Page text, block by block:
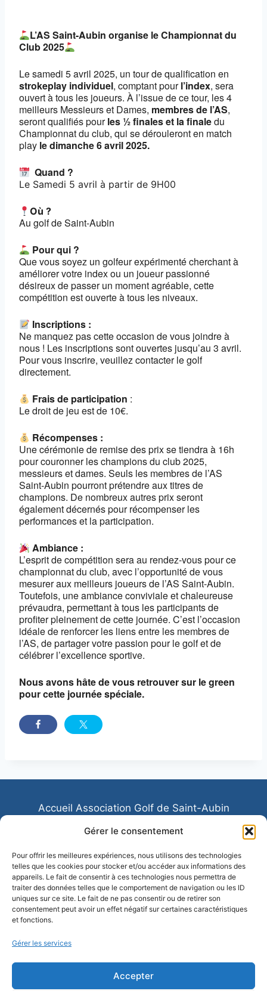
Gérer le consentement
Pour offrir les meilleures expériences, nous utilisons des technologies
telles que les cookies pour stocker et/ou accéder aux informations des
appareils. Le fait de consentir à ces technologies nous permettra de
traiter des données telles que le comportement de navigation ou les ID
uniques sur ce site. Le fait de ne pas consentir ou de retirer son
consentement peut avoir un effet négatif sur certaines caractéristiques
et fonctions.
Gérer les services
Accepter
L’AS Saint-Aubin organise leChampionnat du
Club2025
Le samedi 5 avril 2025, un tour de qualification en
strokeplay individuel, comptant pourl’index, sera
ouvert à tous les joueurs. À l’issue de ce tour, les 4
meilleurs Messieurs et Dames, membres de l’AS,
seront qualifiés pourles ½ finales et la finaledu
Championnat du club, qui se dérouleront en match
play le dimanche 6 avril 2025.
Quand ?
Le Samedi 5 avril à partir de 9H00
Où ?
Au golf de Saint-Aubin
Pour qui ?
Que vous soyez un golfeur expérimenté cherchant à
améliorer votre index ou un joueur passionné
désireux de passer un moment agréable, cette
compétition est ouverte à tous les niveaux.
Inscriptions :
Ne manquez pas cette occasion de vous joindre à
nous ! Les inscriptions sont ouvertes jusqu’au 3 avril.
Pour vous inscrire, veuillez contacter le golf
directement.
Frais de participation :
Le droit de jeu est de 10€.
Récompenses :
Une cérémonie de remise des prix se tiendra à 16h
pour couronner les champions du club 2025,
messieurs et dames. Seuls les membres de l’AS
Saint-Aubin pourront prétendre aux titres de
champions. De nombreux autres prix seront
également décernés pour récompenser les
performances et la participation.
Ambiance :
L’esprit de compétition sera au rendez-vous pour ce
championnat du club, avec l’opportunité de vous
mesurer aux meilleurs joueurs de l’AS Saint-Aubin.
Toutefois, une ambiance conviviale et chaleureuse
prévaudra, permettant à tous les participants de
profiter pleinement de cette journée. C’est l’occasion
idéale de renforcer les liens entre les membres de
l’AS, de partager votre passion pour le golf et de
célébrer l’excellence sportive.
Nous avons hâte de vous retrouver sur le green
pour cette journée spéciale.
Accueil Association Golf de Saint-Aubin
Association Sportive de Saint Aubin
Contactez-nous
Ecole de Golf
Les equipes de Saint-Aubin
Mentions légales
Politique de confidentialité